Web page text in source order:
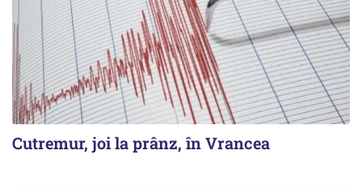
Cutremur, joi la prânz, în Vrancea